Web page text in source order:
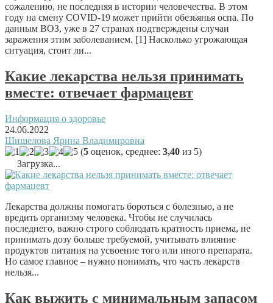
сожалению, не последняя в истории человечества. В этом
году на смену COVID-19 может прийти обезьянья оспа. По
данным ВОЗ, уже в 27 странах подтверждены случаи
заражения этим заболеванием. [1] Насколько угрожающая
ситуация, стоит ли...
Какие лекарства нельзя принимать
вместе: отвечает фармацевт
Информация о здоровье
24.06.2022
Шишелова Ярина Владимировна
(5 оценок, среднее: 3,40 из 5)
Загрузка...
Лекарства должны помогать бороться с болезнью, а не
вредить организму человека. Чтобы не случилась
последнего, важно строго соблюдать кратность приема, не
принимать дозу больше требуемой, учитывать влияние
продуктов питания на усвоение того или иного препарата.
Но самое главное – нужно понимать, что часть лекарств
нельзя...
Как выжить с минимальным запасом